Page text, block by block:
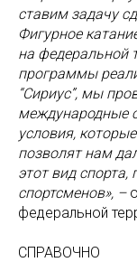
ставим задачу
Фигурное
на федеральной
программы
“Сириус”, мы
международные
условия,
позволят нам
этот вид
спортсменов», –
федеральной
СПРАВОЧНО